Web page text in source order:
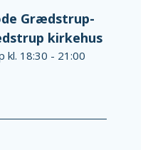
Grædstrup-
kirkehus
kl. 18:30 - 21:00